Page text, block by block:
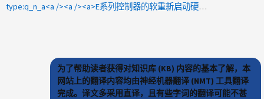
type:q_n_a<a /><a /><a>E系列控制器的软重新启动硬重新启动差异</a>
为了帮助读者获得对知识库 (KB) 内容的基本了解，本
网站上的翻译内容均由神经机器翻译 (NMT) 工具翻译
完成。译文多采用直译，且有些字词的翻译可能不甚